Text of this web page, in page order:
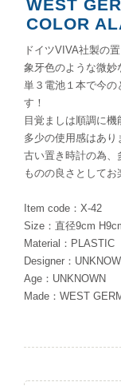
WEST
COLOR
ドイツVIVA社製の置
象牙色のような微妙
単３電池１本で今の
す！
目覚ましは順調に機
多少の使用感はあり
古い置き時計の為、
ものの良さとしてお
Item code：X-42
Size：直径9cm
Material：PLASTIC
Designer：
Age：UNKNOWN
Made：WEST